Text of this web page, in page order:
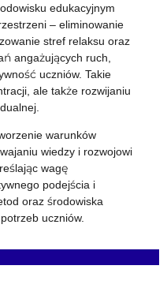
edukacyjnym
– eliminowanie
stref relaksu oraz
angażujących ruch,
uczniów. Takie
ale także rozwijaniu
warunków
wiedzy i rozwojowi
wagę
podejścia i
oraz środowiska
uczniów.